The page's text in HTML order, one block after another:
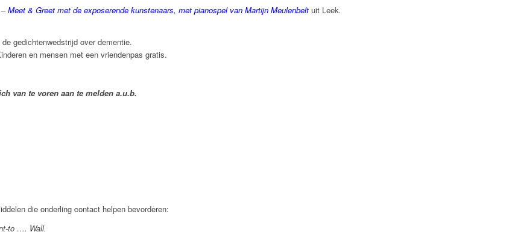
–Meet & Greet met de exposerende kunstenaars, met pianospel van Martijn Meulenbelt uit Leek.
gedichtenwedstrijd over dementie.
en mensen met een vriendenpas gratis.
van te voren aan te melden a.u.b.
die onderling contact helpen bevorderen:
to …. Wall.